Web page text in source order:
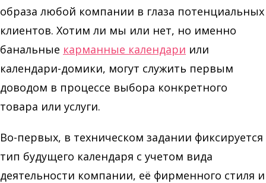
образа любой компании в глаза потенциальных
клиентов. Хотим ли мы или нет, но именно
банальные карманные календари или
календари-домики, могут служить первым
доводом в процессе выбора конкретного
товара или услуги.
Во-первых, в техническом задании фиксируется
тип будущего календаря с учетом вида
деятельности компании, её фирменного стиля и